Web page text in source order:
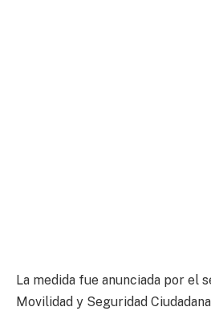
La medida fue anunciada por el
Movilidad y Seguridad